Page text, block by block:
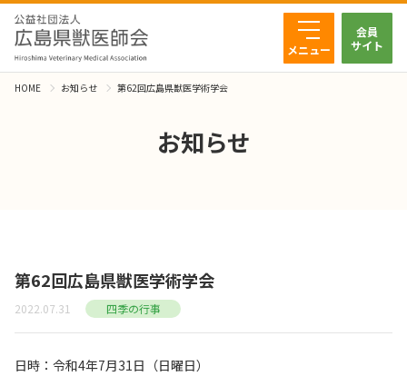
メニュー
会員
サイト
HOME お知らせ 第62回広島県獣医学術学会
お知らせ
第62回広島県獣医学術学会
2022.07.31 四季の行事
日時：令和4年7月31日（日曜日）